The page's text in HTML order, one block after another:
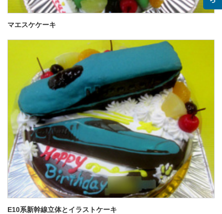
マエスケケーキ
E10系新幹線立体とイラストケーキ